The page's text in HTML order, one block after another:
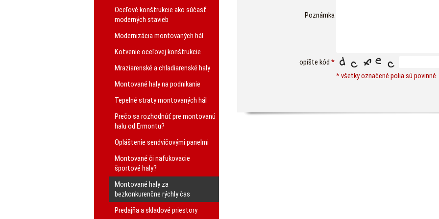
Oceľové konštrukcie ako súčasť
moderných stavieb
Modernizácia montovaných hál
Kotvenie oceľovej konštrukcie
Mraziarenské a chladiarenské haly
Montované haly na podnikanie
Tepelné straty montovaných hál
Prečo sa rozhodnúť pre montovanú
halu od Ermontu?
Opláštenie sendvičovými panelmi
Montované či nafukovacie
športové haly?
Montované haly za
bezkonkurenčne rýchly čas
Predajňa a skladové priestory
Poznámka
opíšte kód *
* všetky označené polia sú povinné